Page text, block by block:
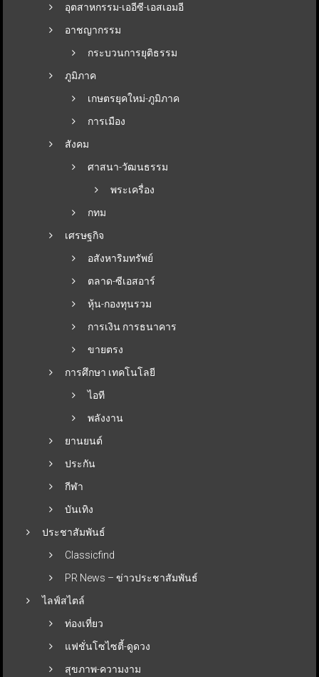
อุตสาหกรรม-เออีซี-เอสเอมอี
อาชญากรรม
กระบวนการยุติธรรม
ภูมิภาค
เกษตรยุคใหม่-ภูมิภาค
การเมือง
สังคม
ศาสนา-วัฒนธรรม
พระเครื่อง
กทม
เศรษฐกิจ
อสังหาริมทรัพย์
ตลาด-ซีเอสอาร์
หุ้น-กองทุนรวม
การเงิน การธนาคาร
ขายตรง
การศึกษา เทคโนโลยี
ไอที
พลังงาน
ยานยนต์
ประกัน
กีฬา
บันเทิง
ประชาสัมพันธ์
Classicfind
PR News – ข่าวประชาสัมพันธ์
ไลฟ์สไตล์
ท่องเที่ยว
แฟชั่นโซไซตี้-ดูดวง
สุขภาพ-ความงาม